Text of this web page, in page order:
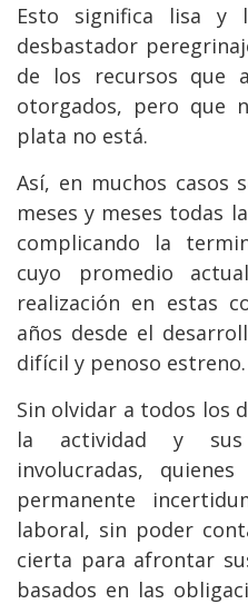
Esto significa lisa y
desbastador
de los recursos que
otorgados, pero que
plata no está.
Así, en muchos casos
meses y meses todas
complicando la
cuyo promedio
realización en estas
años desde el
difícil y penoso estreno.
Sin olvidar a todos los
la actividad y sus
involucradas,
permanente
laboral, sin poder
cierta para afrontar
basados en las